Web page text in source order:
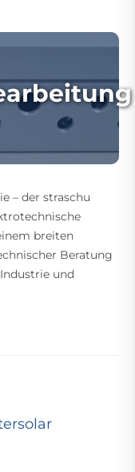
– der straschu
breiten
Beratung
und